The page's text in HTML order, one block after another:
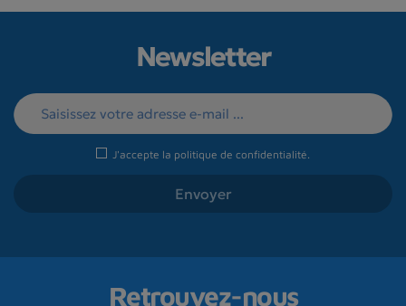
Newsletter
J'accepte la politique de confidentialité.
Retrouvez-nous